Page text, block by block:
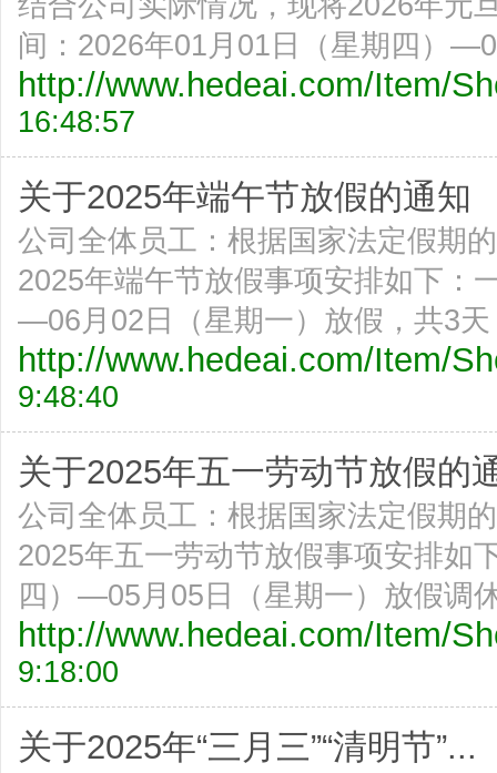
间：2026年01月01日（星期四）
http://www.hedeai.com/Item/
16:48:57
关于2025年端午节放假的通知
公司全体员工：根据国家法定假期
2025年端午节放假事项安排如下：
—06月02日（星期一）放假，共3
http://www.hedeai.com/Item/
9:48:40
关于2025年五一劳动节放假的
公司全体员工：根据国家法定假期
2025年五一劳动节放假事项安排如
四）—05月05日（星期一）放假调
http://www.hedeai.com/Item/
9:18:00
关于2025年“三月三”“清明节”...